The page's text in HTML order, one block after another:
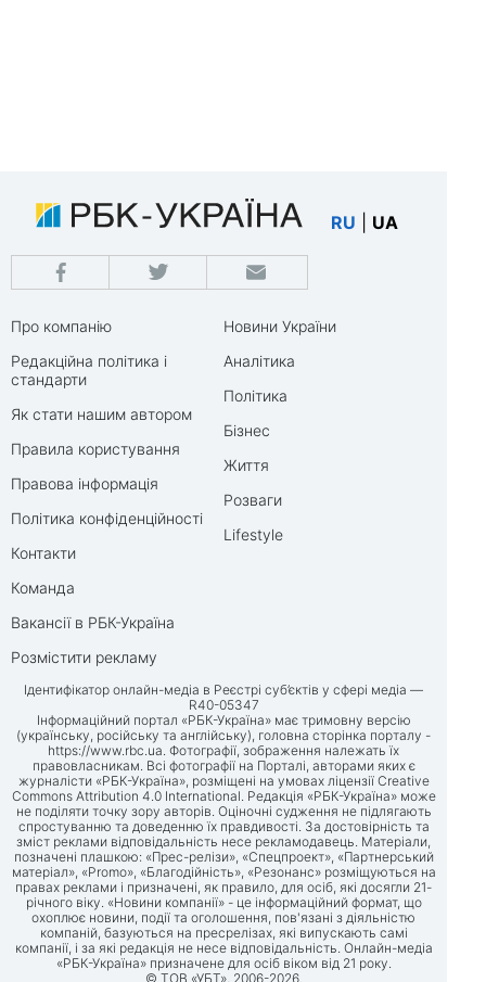
RU UA
Про компанію
Редакційна політика і
стандарти
Як стати нашим автором
Правила користування
Правова інформація
Політика конфіденційності
Контакти
Команда
Вакансії в РБК-Україна
Розмістити рекламу
Новини України
Аналітика
Політика
Бізнес
Життя
Розваги
Lifestyle
Ідентифікатор онлайн-медіа в Реєстрі суб’єктів у сфері медіа —
R40-05347
Інформаційний портал «РБК-Україна» має тримовну версію
(українську, російську та англійську), головна сторінка порталу -
https://www.rbc.ua . Фотографії, зображення належать їх
правовласникам. Всі фотографії на Порталі, авторами яких є
журналісти «РБК-Україна», розміщені на умовах ліцензії Creative
Commons Attribution 4.0 International. Редакція «РБК-Україна» може
не поділяти точку зору авторів. Оціночні судження не підлягають
спростуванню та доведенню їх правдивості. За достовірність та
зміст реклами відповідальність несе рекламодавець. Матеріали,
позначені плашкою: «Прес-релізи», «Спецпроект», «Партнерський
матеріал», «Promo», «Благодійність», «Резонанс» розміщуються на
правах реклами і призначені, як правило, для осіб, які досягли 21-
річного віку. «Новини компанії» - це інформаційний формат, що
охоплює новини, події та оголошення, пов'язані з діяльністю
компаній, базуються на пресрелізах, які випускають самі
компанії, і за які редакція не несе відповідальність. Онлайн-медіа
«РБК-Україна» призначене для осіб віком від 21 року.
© ТОВ «УБТ», 2006-2026.